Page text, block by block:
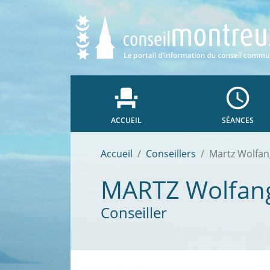
event_seat
ACCUEIL
access_time
SÉANCES
Accueil Conseillers Martz
MARTZ
Conseiller